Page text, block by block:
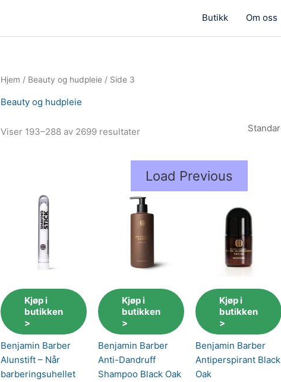
Butikk Om oss
Hjem / Beauty og hudpleie/ Side 3
Beauty og hudpleie
Viser 193–288 av 2699 resultater
Load Previous
Kjøp i
butikken
>
Benjamin Barber
Alunstift – Når
barberingsuhellet
Kjøp i
butikken
>
Benjamin Barber
Anti-Dandruff
Shampoo Black Oak
Kjøp i
butikken
>
Benjamin Barber
Antiperspirant Black
Oak